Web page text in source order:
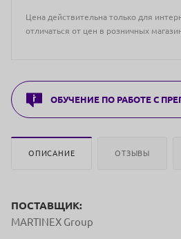
Цена действительна только для
отличаться от цен в розничных
ОБУЧЕНИЕ ПО РАБОТЕ С
ОПИСАНИЕ ОТЗЫВЫ
ПОСТАВЩИК:
MARTINEX Group